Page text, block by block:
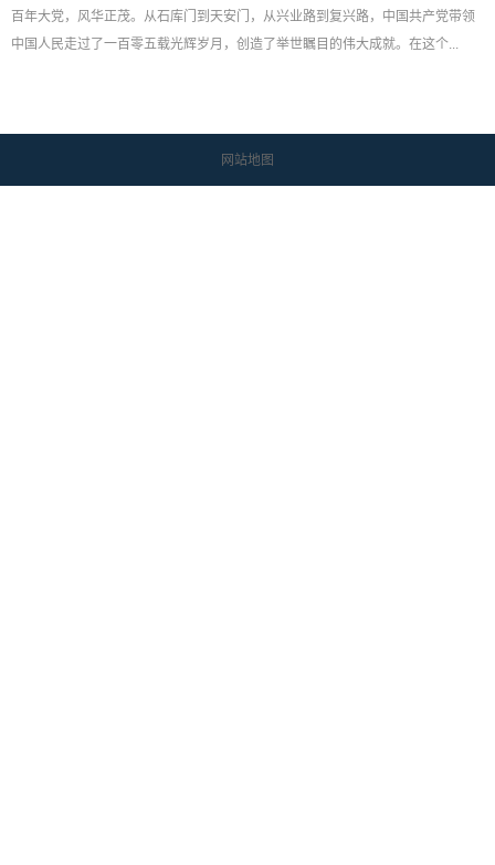
百年大党，风华正茂。从石库门到天安门，从兴业路到复兴路，中国共产党带领
中国人民走过了一百零五载光辉岁月，创造了举世瞩目的伟大成就。在这个...
网站地图